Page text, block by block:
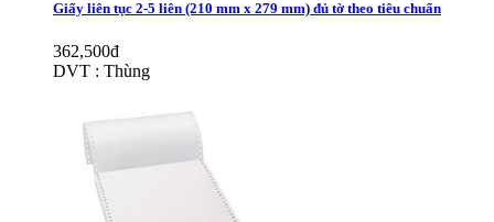
Giấy liên tục 2-5 liên (210 mm x 279 mm) đủ tờ theo tiêu chuẩn
362,500đ
DVT : Thùng